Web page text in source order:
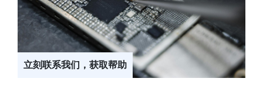
立刻联系我们，获取帮助